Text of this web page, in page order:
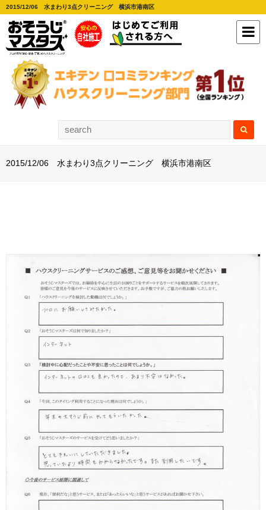
2015/12/06 水まわり3点クリーニング 横浜市港南区
2015/12/06 水まわり3点クリーニング 横浜市港南区